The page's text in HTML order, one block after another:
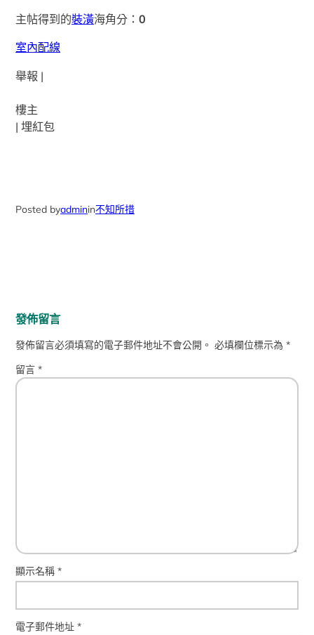
主帖得到的裝潢海角分：0
室內配線
舉報 |
樓主
|埋紅包
Posted byadminin不知所措
發佈留言
發佈留言必須填寫的電子郵件地址不會公開。 必填欄位標示為*
留言*
顯示名稱*
電子郵件地址*